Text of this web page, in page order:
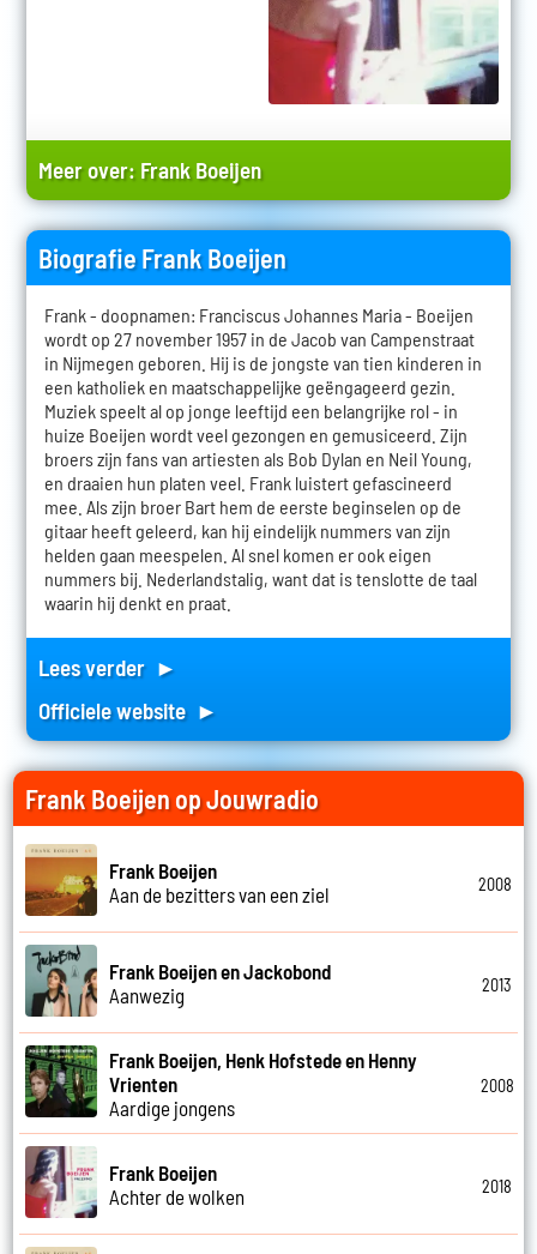
Meer over: Frank Boeijen
Biografie Frank Boeijen
Frank - doopnamen: Franciscus Johannes Maria - Boeijen
wordt op 27 november 1957 in de Jacob van Campenstraat
in Nijmegen geboren. Hij is de jongste van tien kinderen in
een katholiek en maatschappelijke geëngageerd gezin.
Muziek speelt al op jonge leeftijd een belangrijke rol - in
huize Boeijen wordt veel gezongen en gemusiceerd. Zijn
broers zijn fans van artiesten als Bob Dylan en Neil Young,
en draaien hun platen veel. Frank luistert gefascineerd
mee. Als zijn broer Bart hem de eerste beginselen op de
gitaar heeft geleerd, kan hij eindelijk nummers van zijn
helden gaan meespelen. Al snel komen er ook eigen
nummers bij. Nederlandstalig, want dat is tenslotte de taal
waarin hij denkt en praat.
Lees verder ►
Officiele website ►
Frank Boeijen op Jouwradio
Frank Boeijen
Aan de bezitters van een ziel
2008
Frank Boeijen en Jackobond
Aanwezig
2013
Frank Boeijen, Henk Hofstede en Henny
Vrienten
Aardige jongens
2008
Frank Boeijen
Achter de wolken
2018